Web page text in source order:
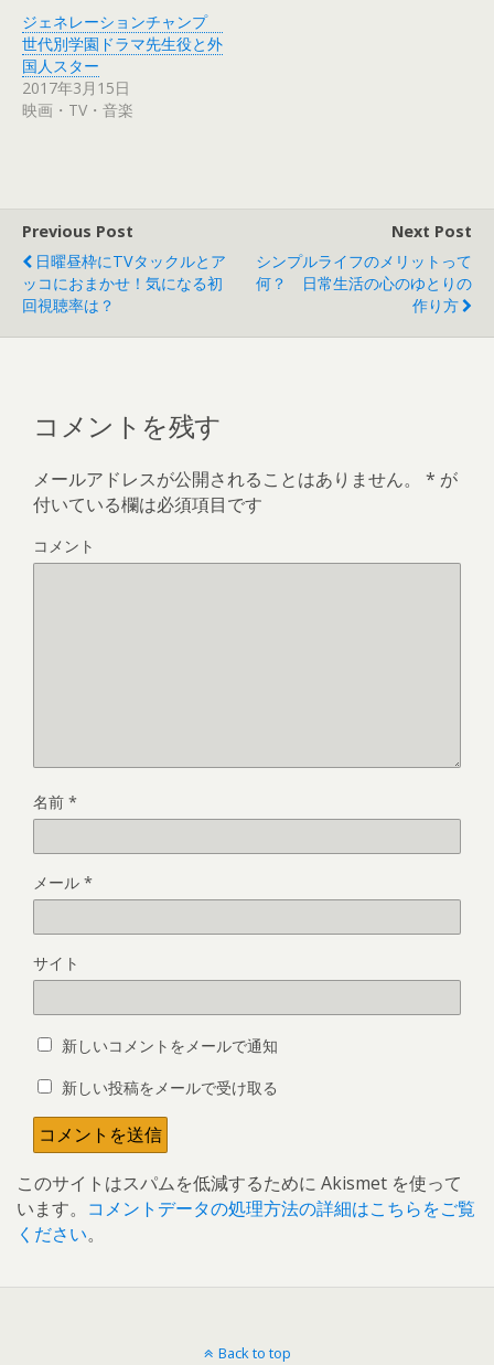
し
い
ウ
ィ
ン
ド
ウ
で
開
ク
し
て
く
さ
い
(
新
で
開
き
ま
す
ジェネレーションチャンプ
世代別学園ドラマ先生役と外
国人スター
2017年3月15日
映画・TV・音楽
Previous Post
日曜昼枠にTVタックルとア
ッコにおまかせ！気になる初
回視聴率は？
Next Post
シンプルライフのメリットって
何？ 日常生活の心のゆとりの
作り方
コメントを残す
メールアドレスが公開されることはありません。 * が
付いている欄は必須項目です
コメント
名前 *
メール *
サイト
新しいコメントをメールで通知
新しい投稿をメールで受け取る
このサイトはスパムを低減するために Akismet を使って
います。 コメントデータの処理方法の詳細はこちらをご覧
ください。
Back to top